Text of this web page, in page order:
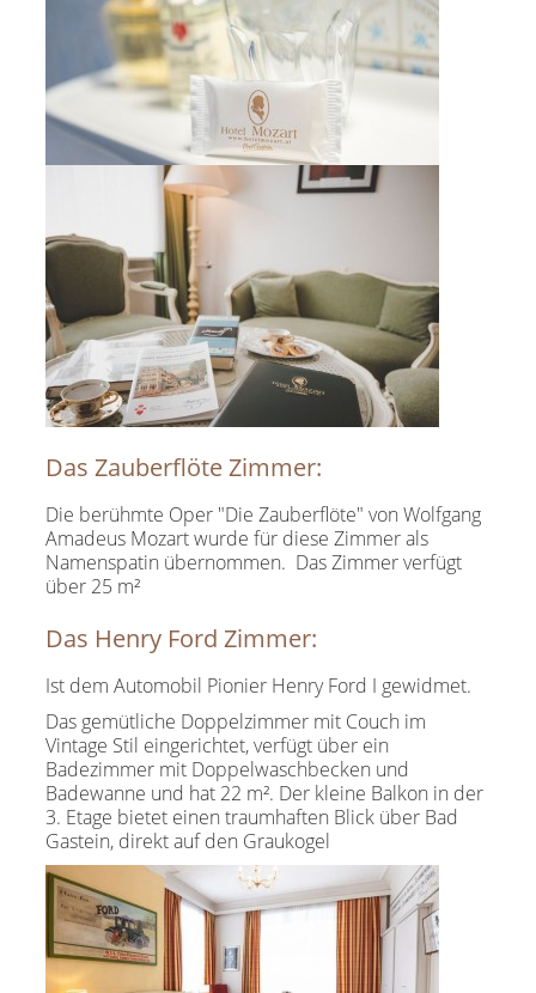
Das Zauberflöte Zimmer:
Die berühmte Oper "Die Zauberflöte" von Wolfgang
Amadeus Mozart wurde für diese Zimmer als
Namenspatin übernommen. Das Zimmer verfügt
über 25 m²
Das Henry Ford Zimmer:
Ist dem Automobil Pionier Henry Ford I gewidmet.
Das gemütliche Doppelzimmer mit Couch im
Vintage Stil eingerichtet, verfügt über ein
Badezimmer mit Doppelwaschbecken und
Badewanne und hat 22 m². Der kleine Balkon in der
3. Etage bietet einen traumhaften Blick über Bad
Gastein, direkt auf den Graukogel